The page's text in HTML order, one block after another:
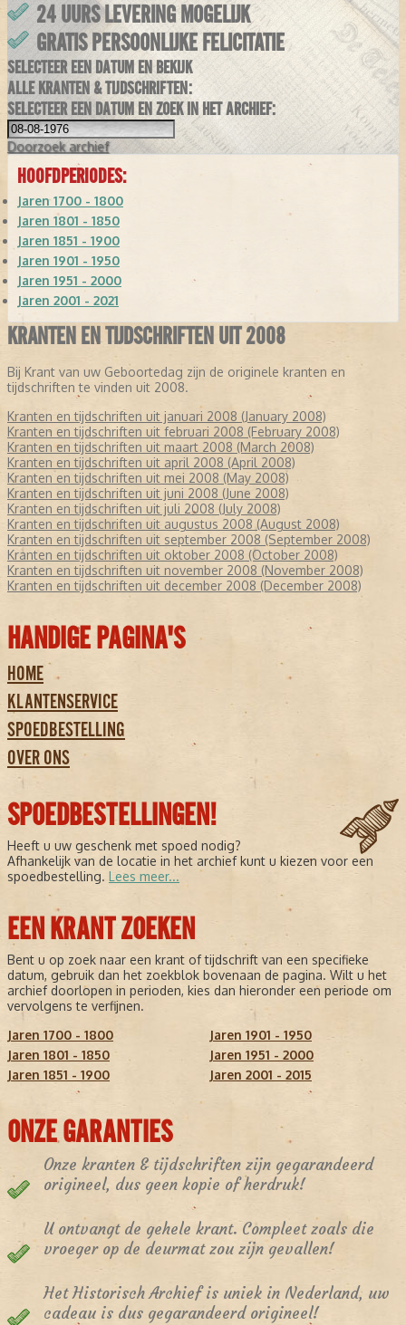
24 UURS LEVERING MOGELIJK
GRATIS PERSOONLIJKE FELICITATIE
SELECTEER EEN DATUM EN BEKIJK
ALLE KRANTEN & TIJDSCHRIFTEN:
SELECTEER EEN DATUM EN ZOEK IN HET ARCHIEF:
Doorzoek archief
HOOFDPERIODES:
Jaren 1700 - 1800
Jaren 1801 - 1850
Jaren 1851 - 1900
Jaren 1901 - 1950
Jaren 1951 - 2000
Jaren 2001 - 2021
KRANTEN EN TIJDSCHRIFTEN UIT 2008
Bij Krant van uw Geboortedag zijn de originele kranten en
tijdschriften te vinden uit 2008.
Kranten en tijdschriften uit januari 2008 (January 2008)
Kranten en tijdschriften uit februari 2008 (February 2008)
Kranten en tijdschriften uit maart 2008 (March 2008)
Kranten en tijdschriften uit april 2008 (April 2008)
Kranten en tijdschriften uit mei 2008 (May 2008)
Kranten en tijdschriften uit juni 2008 (June 2008)
Kranten en tijdschriften uit juli 2008 (July 2008)
Kranten en tijdschriften uit augustus 2008 (August 2008)
Kranten en tijdschriften uit september 2008 (September 2008)
Kranten en tijdschriften uit oktober 2008 (October 2008)
Kranten en tijdschriften uit november 2008 (November 2008)
Kranten en tijdschriften uit december 2008 (December 2008)
HANDIGE PAGINA'S
HOME
KLANTENSERVICE
SPOEDBESTELLING
OVER ONS
SPOEDBESTELLINGEN!
Heeft u uw geschenk met spoed nodig?
Afhankelijk van de locatie in het archief kunt u kiezen voor een
spoedbestelling. Lees meer...
EEN KRANT ZOEKEN
Bent u op zoek naar een krant of tijdschrift van een specifieke
datum, gebruik dan het zoekblok bovenaan de pagina. Wilt u het
archief doorlopen in perioden, kies dan hieronder een periode om
vervolgens te verfijnen.
Jaren 1700 - 1800
Jaren 1801 - 1850
Jaren 1851 - 1900
Jaren 1901 - 1950
Jaren 1951 - 2000
Jaren 2001 - 2015
ONZE GARANTIES
Onze kranten & tijdschriften zijn gegarandeerd
origineel, dus geen kopie of herdruk!
U ontvangt de gehele krant. Compleet zoals die
vroeger op de deurmat zou zijn gevallen!
Het Historisch Archief is uniek in Nederland, uw
cadeau is dus gegarandeerd origineel!